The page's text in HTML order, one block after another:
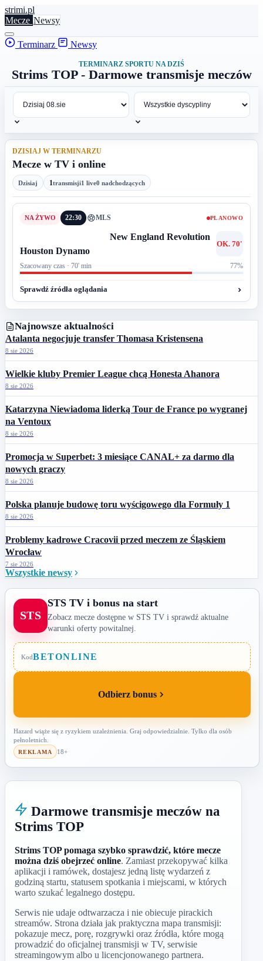
strimi.pl
Mecze Newsy
Terminarz Newsy
TERMINARZ SPORTU NA DZIŚ
Strims TOP - Darmowe transmisje meczów
DZISIAJ W TERMINARZU
Mecze w TV i online
Dzisiaj 1transmisji1 live0 nadchodzących
22:30 MLS PLANOWO
New England Revolution
OK. 70'
Houston Dynamo
Szacowany czas · 70' min 77%
Sprawdź źródła oglądania
Najnowsze aktualności
Atalanta negocjuje transfer Thomasa Kristensena
8 sie 2026
Wielkie kluby Premier League chcą Honesta Ahanora
8 sie 2026
Katarzyna Niewiadoma liderką Tour de France po wygranej
na Ventoux
8 sie 2026
Promocja w Superbet: 3 miesiące CANAL+ za darmo dla
nowych graczy
8 sie 2026
Polska planuje budowę toru wyścigowego dla Formuły 1
8 sie 2026
Problemy kadrowe Cracovii przed meczem ze Śląskiem
Wrocław
7 sie 2026
Wszystkie newsy
STS
STS TV i bonus na start
Zobacz mecze dostępne w STS TV i sprawdź aktualne
warunki oferty powitalnej.
KodBETONLINE
Odbierz bonus
Hazard wiąże się z ryzykiem uzależnienia. Graj odpowiedzialnie. Tylko dla osób
pełnoletnich.
REKLAMA 18+
Darmowe transmisje meczów na
Strims TOP
Strims TOP pomaga szybko sprawdzić, które mecze
można dziś obejrzeć online. Zamiast przekopywać kilka
aplikacji i ramówek, dostajesz jedną listę wydarzeń z
godziną startu, statusem spotkania i miejscami, w których
warto szukać legalnego dostępu.
Serwis nie udaje odtwarzacza i nie obiecuje pirackich
streamów. Strona działa jak praktyczna mapa transmisji:
pokazuje mecz, porę, rozgrywki oraz źródła, które mogą
prowadzić do oficjalnej transmisji w TV, serwisie
streamingowym albo u licencjonowanego partnera.